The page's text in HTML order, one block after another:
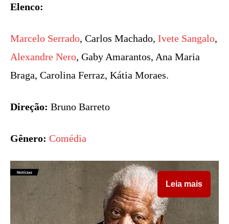
Elenco:
Marcelo Serrado, Carlos Machado, Ivete Sangalo,
Alexandre Nero, Gaby Amarantos, Ana Maria
Braga, Carolina Ferraz, Kátia Moraes.
Direção: Bruno Barreto
Gênero: Comédia
Leia mais